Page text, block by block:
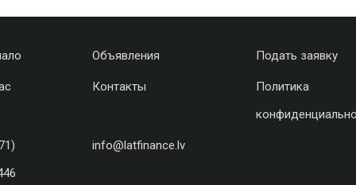
Объявления Подать заявку
Контакты
Политика
info@latfinance.lv